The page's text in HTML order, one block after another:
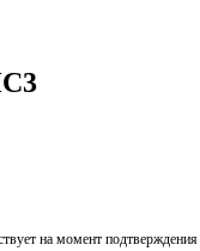
на момент